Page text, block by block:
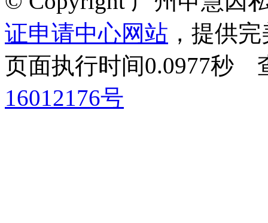
证申请中心网站 ，提供
页面执行时间0.0977
16012176号